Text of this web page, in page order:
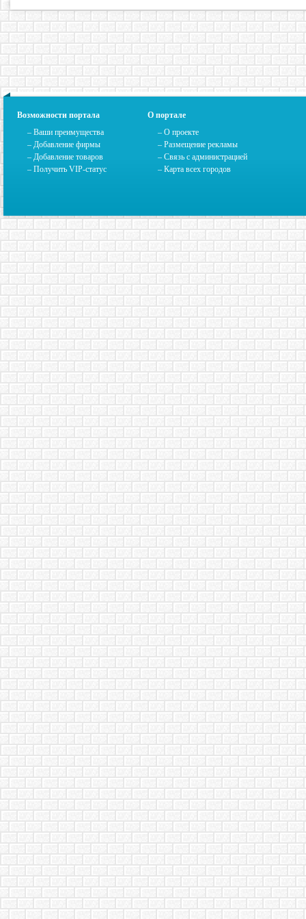
Возможности портала
– Ваши преимущества
– Добавление фирмы
– Добавление товаров
– Получить VIP-статус
О портале
– О проекте
– Размещение рекламы
– Связь с администрацией
– Карта всех городов